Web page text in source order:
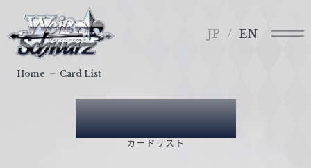
ァ
イ
JP EN
Card List
カードリスト
Home Card List